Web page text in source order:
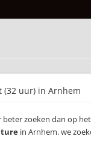
(32 uur) in Arnhem
beter zoeken dan op
in Arnhem. we